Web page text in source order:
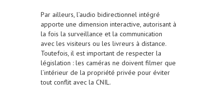
Par ailleurs, l’audio bidirectionnel intégré
apporte une dimension interactive, autorisant à
la fois la surveillance et la communication
avec les visiteurs ou les livreurs à distance.
Toutefois, il est important de respecter la
législation : les caméras ne doivent filmer que
l’intérieur de la propriété privée pour éviter
tout conflit avec la CNIL.